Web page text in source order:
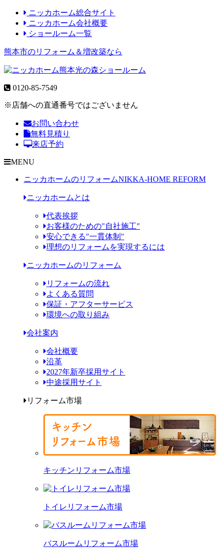
ニッカホーム総合サイト
ニッカホーム会社概要
ショールーム一覧
熊本市のリフォーム＆増改築なら
0120-85-7549
※店舗への直通番号ではございません
お問い合わせ
無料見積り
来店予約
MENU
ニッカホームのリフォームNIKKA-HOME REFORM
ニッカホームとは
代表挨拶
お客様のための"自社施工"
安心できる"一貫体制"
理想のリフォームを実現するには
ニッカホームのリフォーム
リフォームの流れ
よくある質問
保証・アフターサービス
環境への取り組み
会社案内
会社概要
沿革
2027年新卒採用サイト
中途採用サイト
リフォーム市場
キッチンリフォーム市場
トイレリフォーム市場
バスルームリフォーム市場